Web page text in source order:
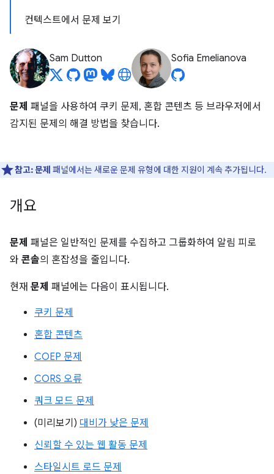
컨텍스트에서 문제 보기
Sam Dutton Sofia Emelianova
문제 패널을 사용하여 쿠키 문제, 혼합 콘텐츠 등 브라우저에서
감지된 문제의 해결 방법을 찾습니다.
참고: 문제 패널에서는 새로운 문제 유형에 대한 지원이 계속 추가됩니다.
개요
문제 패널은 일반적인 문제를 수집하고 그룹화하여 알림 피로
와 콘솔의 혼잡성을 줄입니다.
현재 문제 패널에는 다음이 표시됩니다.
쿠키 문제
혼합 콘텐츠
COEP 문제
CORS 오류
쿼크 모드 문제
(미리보기) 대비가 낮은 문제
신뢰할 수 있는 웹 활동 문제
스타일시트 로드 문제